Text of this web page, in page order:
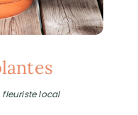
fleuriste local